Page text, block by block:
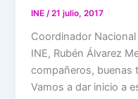
INE/21 julio, 2017
Coordinador
INE, Rubén Álvarez
compañeros, buenas
Vamos a dar inicio a